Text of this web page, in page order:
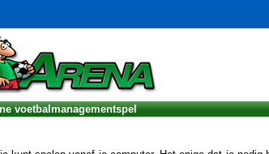
voetbalmanagementspel